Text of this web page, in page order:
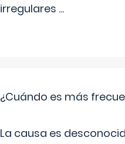
irregulares ...
¿Cuándo es más
La causa es